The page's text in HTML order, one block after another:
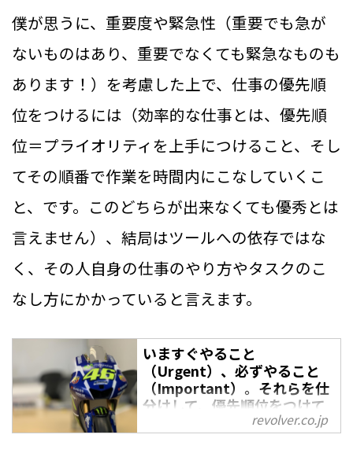
僕が思うに、重要度や緊急性（重要でも急が
ないものはあり、重要でなくても緊急なものも
あります！）を考慮した上で、仕事の優先順
位をつけるには（効率的な仕事とは、優先順
位＝プライオリティを上手につけること、そし
てその順番で作業を時間内にこなしていくこ
と、です。このどちらが出来なくても優秀とは
言えません）、結局はツールへの依存ではな
く、その人自身の仕事のやり方やタスクのこ
なし方にかかっていると言えます。
いますぐやること
（Urgent）、必ずやること
（Important）。それらを仕
分けして、優先順位をつけて
仕事をしよう。 - 株式会社リ
ボルバー（Revolver,Inc.）
revolver.co.jp